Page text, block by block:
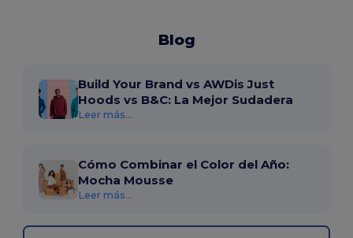
Blog
Build Your Brand vs AWDis Just
Hoods vs B&C: La Mejor Sudadera
Leer más...
Cómo Combinar el Color del Año:
Mocha Mousse
Leer más...